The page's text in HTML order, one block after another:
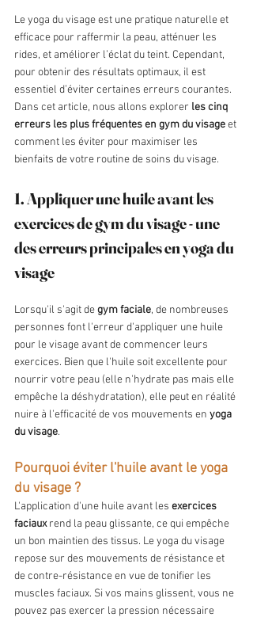
Le yoga du visage est une pratique naturelle et
efficace pour raffermir la peau, atténuer les
rides, et améliorer l’éclat du teint. Cependant,
pour obtenir des résultats optimaux, il est
essentiel d’éviter certaines erreurs courantes.
Dans cet article, nous allons explorer les cinq
erreurs les plus fréquentes en gym du visage et
comment les éviter pour maximiser les
bienfaits de votre routine de soins du visage.
1. Appliquer une huile avant les
exercices de gym du visage - une
des erreurs principales en yoga du
visage
Lorsqu'il s'agit de gym faciale, de nombreuses
personnes font l'erreur d'appliquer une huile
pour le visage avant de commencer leurs
exercices. Bien que l'huile soit excellente pour
nourrir votre peau (elle n'hydrate pas mais elle
empêche la déshydratation), elle peut en réalité
nuire à l'efficacité de vos mouvements en yoga
du visage.
Pourquoi éviter l'huile avant le yoga
du visage ?
L'application d'une huile avant les exercices
faciaux rend la peau glissante, ce qui empêche
un bon maintien des tissus. Le yoga du visage
repose sur des mouvements de résistance et
de contre-résistance en vue de tonifier les
muscles faciaux. Si vos mains glissent, vous ne
pouvez pas exercer la pression nécessaire